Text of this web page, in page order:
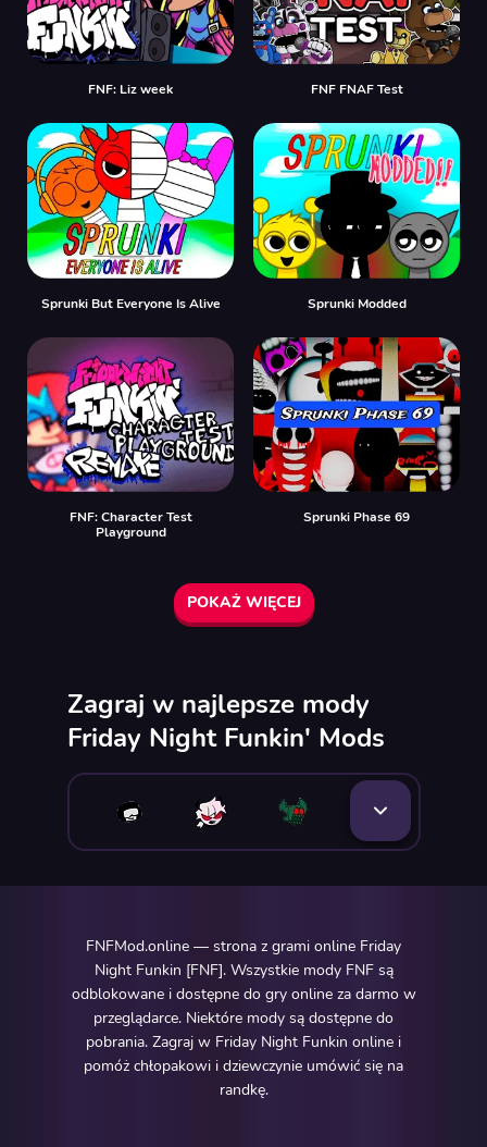
FNF: Liz week FNF FNAF Test
Sprunki But Everyone Is Alive Sprunki Modded
FNF: Character Test
Playground
Sprunki Phase 69
POKAŻ WIĘCEJ
Zagraj w najlepsze mody
Friday Night Funkin' Mods
FNFMod.online — strona z grami online Friday
Night Funkin [FNF]. Wszystkie mody FNF są
odblokowane i dostępne do gry online za darmo w
przeglądarce. Niektóre mody są dostępne do
pobrania. Zagraj w Friday Night Funkin online i
pomóż chłopakowi i dziewczynie umówić się na
randkę.